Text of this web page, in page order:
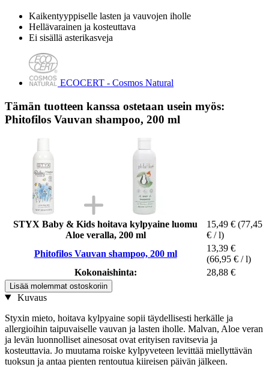
Kaikentyyppiselle lasten ja vauvojen iholle
Hellävarainen ja kosteuttava
Ei sisällä asterikasveja
ECOCERT - Cosmos Natural
Tämän tuotteen kanssa ostetaan usein myös:
Phitofilos Vauvan shampoo, 200 ml
STYX Baby & Kids hoitava kylpyaine luomu
Aloe veralla, 200 ml
15,49 € (77,45
€ / l)
Phitofilos Vauvan shampoo, 200 ml
13,39 €
(66,95 € / l)
Kokonaishinta:
28,88 €
Lisää molemmat ostoskoriin
Kuvaus
Styxin mieto, hoitava kylpyaine sopii täydellisesti herkälle ja
allergioihin taipuvaiselle vauvan ja lasten iholle. Malvan, Aloe veran
ja levän luonnolliset ainesosat ovat erityisen ravitsevia ja
kosteuttavia. Jo muutama roiske kylpyveteen levittää miellyttävän
tuoksun ja antaa pienten rentoutua kiireisen päivän jälkeen.